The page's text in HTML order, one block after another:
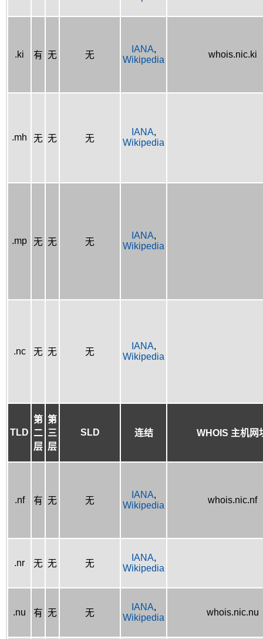
.ki 有 无 无
IANA,
Wikipedia
whois.nic.ki
.mh 无 无 无
IANA,
Wikipedia
.mp 无 无 无
IANA,
Wikipedia
.nc 无 无 无
IANA,
Wikipedia
TLD
第
二
层
第
三
层
SLD 连结 WHOIS 主机网
.nf 有 无 无
IANA,
Wikipedia
whois.nic.nf
.nr 无 无 无
IANA,
Wikipedia
.nu 有 无 无
IANA,
Wikipedia
whois.nic.nu